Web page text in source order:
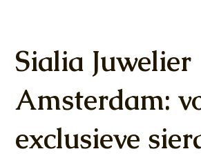
Sialia Juwelier
Amsterdam:
exclusieve